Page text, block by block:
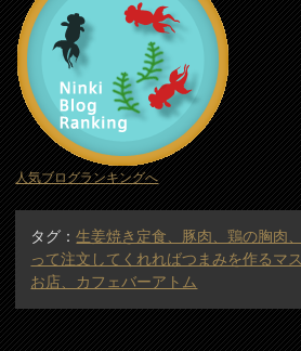
人気ブログランキングへ
タグ：生姜焼き定食、豚肉、鶏の胸肉
って注文してくれればつまみを作るマ
お店、カフェバーアトム